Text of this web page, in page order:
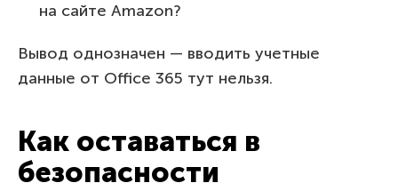
на сайте Amazon?
Вывод однозначен — вводить учетные
данные от Office 365 тут нельзя.
Как оставаться в
безопасности